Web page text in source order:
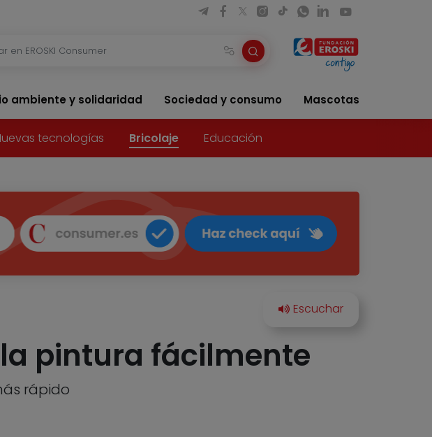
ambiente y solidaridad Sociedad y consumo Mascotas
tecnologías Bricolaje Educación
pintura fácilmente
rápido